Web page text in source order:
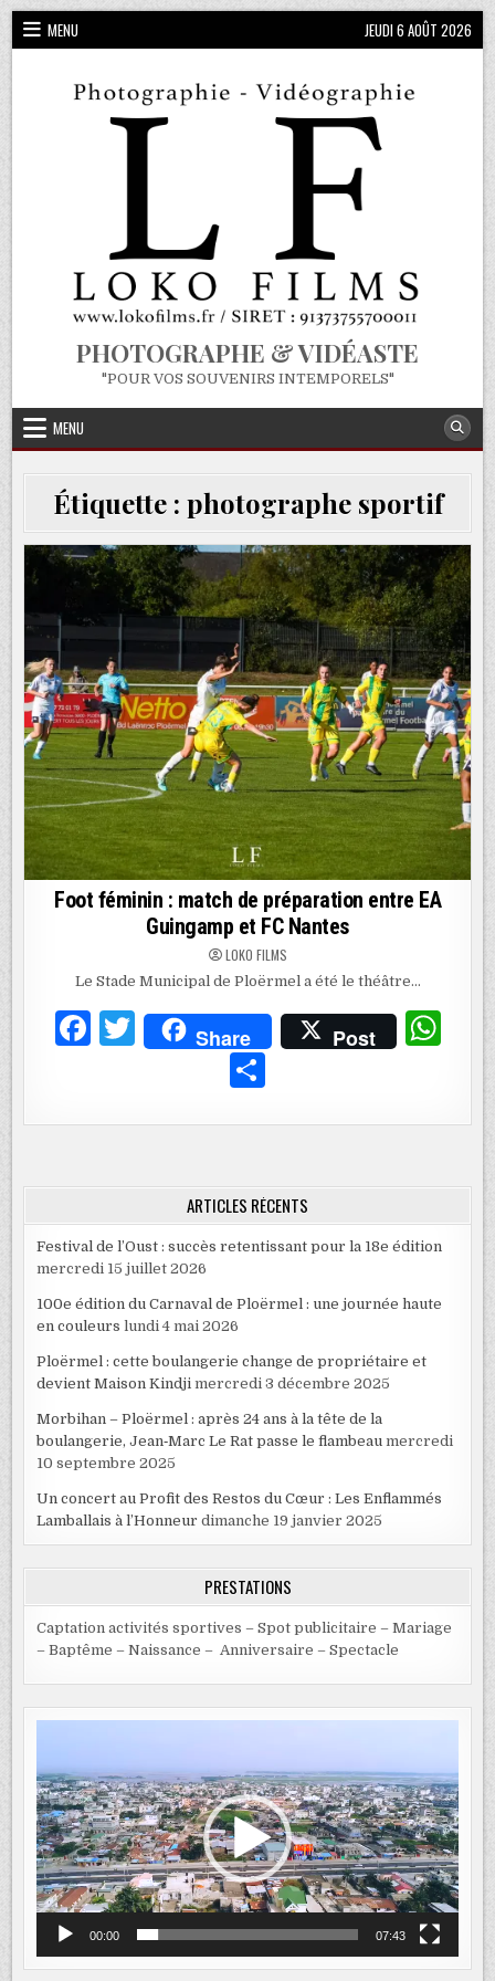
Skip
MENU JEUDI 6 AOÛT 2026
PHOTOGRAPHE & VIDÉASTE
"POUR VOS SOUVENIRS INTEMPORELS"
MENU
Étiquette : photographe sportif
Foot féminin : match de préparation entre EA
Guingamp et FC Nantes
LOKO FILMS
Le Stade Municipal de Ploërmel a été le théâtre…
F
e
o
k
T
w
te
Share Post
W
s
er
ARTICLES RÉCENTS
Festival de l’Oust : succès retentissant pour la 18e édition
mercredi 15 juillet 2026
100e édition du Carnaval de Ploërmel : une journée haute
en couleurs lundi 4 mai 2026
Ploërmel : cette boulangerie change de propriétaire et
devient Maison Kindji mercredi 3 décembre 2025
Morbihan – Ploërmel : après 24 ans à la tête de la
boulangerie, Jean‑Marc Le Rat passe le flambeau mercredi
10 septembre 2025
Un concert au Profit des Restos du Cœur : Les Enflammés
Lamballais à l’Honneur dimanche 19 janvier 2025
PRESTATIONS
Captation activités sportives – Spot publicitaire – Mariage
– Baptême – Naissance – Anniversaire – Spectacle
00:00 07:43